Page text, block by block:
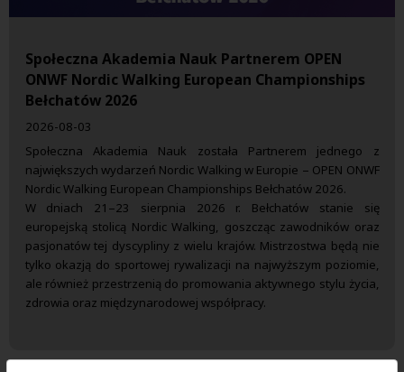
Społeczna Akademia Nauk Partnerem OPEN
ONWF Nordic Walking European Championships
Bełchatów 2026
2026-08-03
Społeczna Akademia Nauk została Partnerem jednego z
największych wydarzeń Nordic Walking w Europie – OPEN ONWF
Nordic Walking European Championships Bełchatów 2026.
W dniach 21–23 sierpnia 2026 r. Bełchatów stanie się
europejską stolicą Nordic Walking, goszcząc zawodników oraz
pasjonatów tej dyscypliny z wielu krajów. Mistrzostwa będą nie
tylko okazją do sportowej rywalizacji na najwyższym poziomie,
ale również przestrzenią do promowania aktywnego stylu życia,
zdrowia oraz międzynarodowej współpracy.